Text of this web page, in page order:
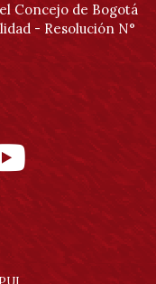
Concejo de Bogotá
- Resolución N°